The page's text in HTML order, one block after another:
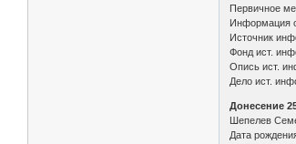
Первичное
Информация
Источник
Фонд ист.
Опись ист.
Дело ист.
Донесение
Шепелев
Дата